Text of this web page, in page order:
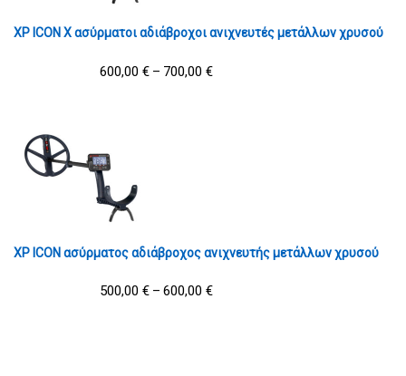
XP ICON X ασύρματοι αδιάβροχοι ανιχνευτές μετάλλων χρυσού
600,00 € – 700,00 €
XP ICON ασύρματος αδιάβροχος ανιχνευτής μετάλλων χρυσού
500,00 € – 600,00 €